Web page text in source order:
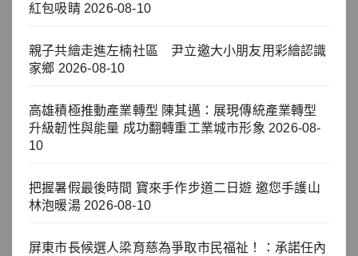
紅包吸睛 2026-08-10
親子共繪走進左楠社區 尹立邀大小朋友用彩繪認識
家鄉 2026-08-10
高雄積極推動產業轉型 陳其邁：展現傳統產業轉型
升級韌性與能量 成功翻轉重工業城市形象 2026-08-
10
把握暑假最後時間 寶來手作步道二日遊 邀您手護山
林泡暖湯 2026-08-10
屏東市長候選人梁育慈為爭取市民福祉！：承諾任內